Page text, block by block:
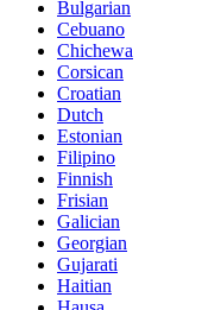
Bulgarian
Cebuano
Chichewa
Corsican
Croatian
Dutch
Estonian
Filipino
Finnish
Frisian
Galician
Georgian
Gujarati
Haitian